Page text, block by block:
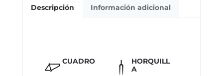
Descripción Información adicional
CUADRO
HORQUILL
A